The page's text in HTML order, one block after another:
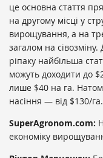
це основна стаття
на другому місці у
вирощування, а на
загалом на
ріпаку найбільша
можуть доходити до
лише $40 на га.
насіння — від $130/га.
SuperAgronom.com:
економіку